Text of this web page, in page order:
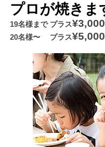
プロが焼きま
19名様まで プラス¥3,000
20名様〜 プラス¥5,000